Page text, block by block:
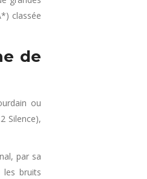
classée
de
ou
Silence),
par sa
les bruits